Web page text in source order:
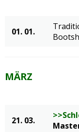
01. 01.
MÄRZ
21. 03.